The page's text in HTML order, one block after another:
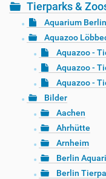
Tierparks &
Aquarium Berlin
Aquazoo
Aquazoo -
Aquazoo -
Aquazoo -
Bilder
Aachen
Ahrhütte
Arnheim
Berlin
Berlin